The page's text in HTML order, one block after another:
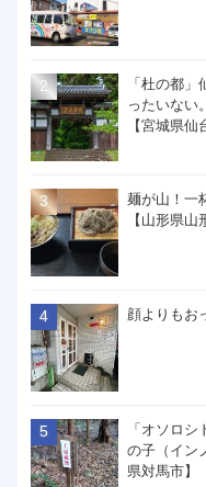
「杜の都
ったいない
【宮城県仙
麺が山！一
【山形県山
顔よりもお
「オソロ
の子（イン
県対馬市】